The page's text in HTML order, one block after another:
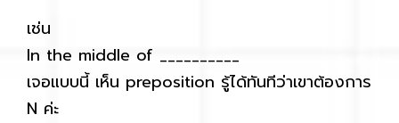
เช่น
In the middle of __________
เจอแบบนี้ เห็น preposition รู้ได้ทันทีว่าเขาต้องการ
N ค่ะ